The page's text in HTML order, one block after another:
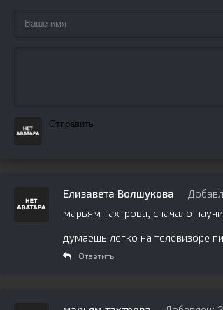
Отправить
Елизавета Волшукова
марьям тахтрова, сначало
думаешь легко на телевизоре
Ответить